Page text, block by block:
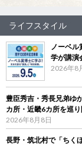
ライフスタイル
ノーベ
学が講演
2026年8
豊臣秀吉・秀長兄弟ゆ
カ所・近畿6カ所を巡
2026年8月8日
長野・筑北村で「ちく